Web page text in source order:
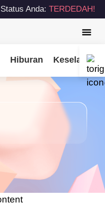
Status Anda: TERDEDAH!
Hiburan